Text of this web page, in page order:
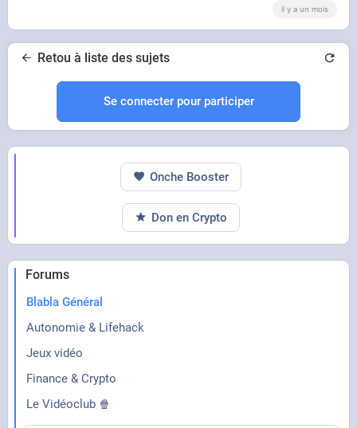
il y a un mois
Retou à liste des sujets
Se connecter pour participer
Forums
Blabla Général
Autonomie & Lifehack
Jeux vidéo
Finance & Crypto
Le Vidéoclub 🍿
Onche Booster
Don en Crypto